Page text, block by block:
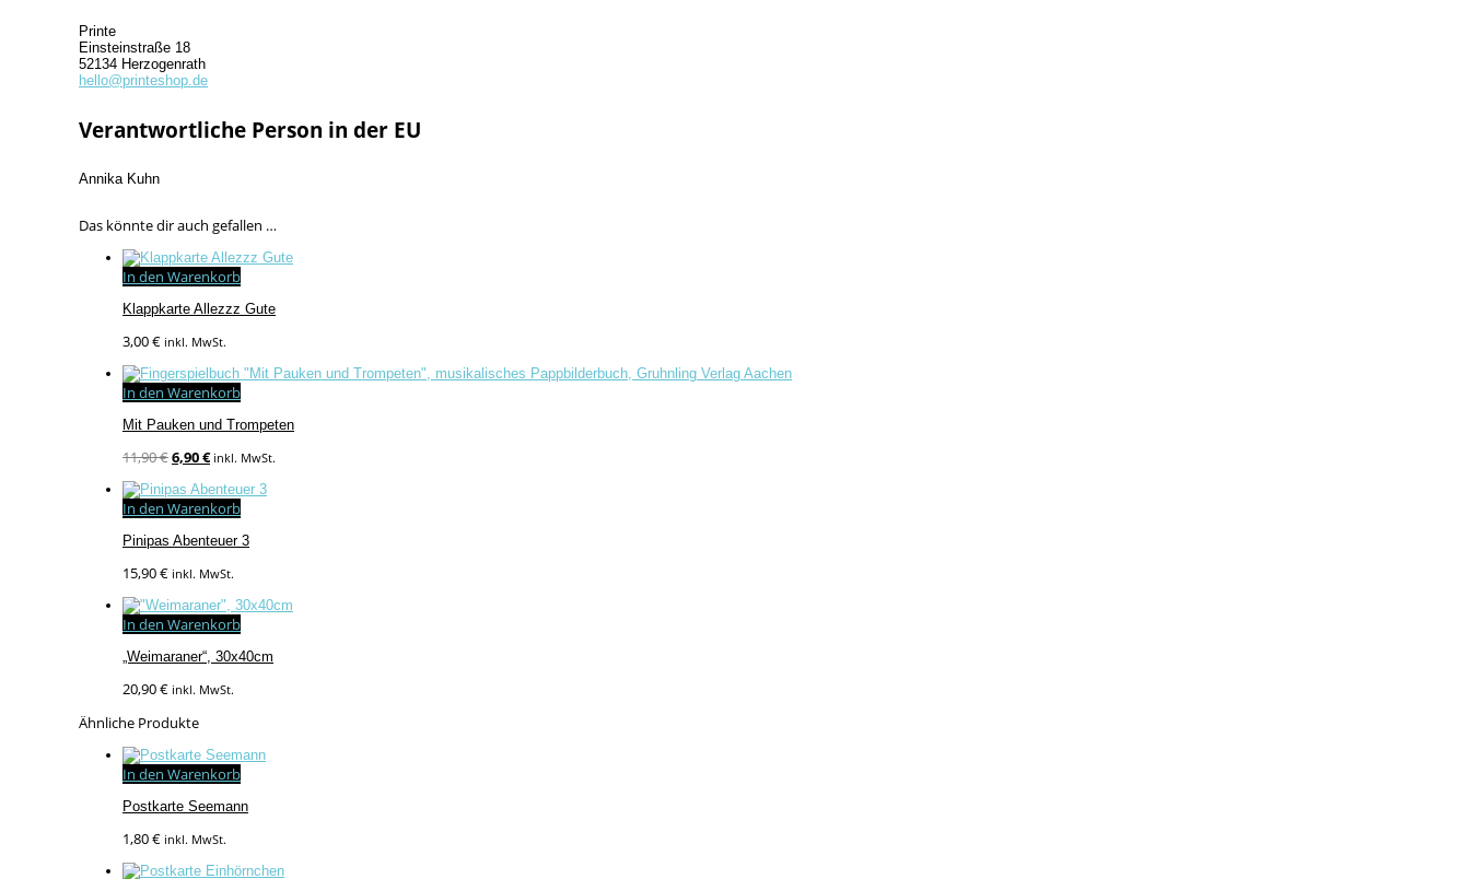
Printe
Einsteinstraße 18
52134 Herzogenrath
hello@printeshop.de
Verantwortliche Person in der EU
Annika Kuhn
Das könnte dir auch gefallen …
In den Warenkorb
Klappkarte Allezzz Gute
3,00€ inkl. MwSt.
In den Warenkorb
Mit Pauken und Trompeten
11,90€Ursprünglicher
war:
11,90 €
6,90€Aktueller
ist:
6,90 €.
inkl. MwSt.
In den Warenkorb
Pinipas Abenteuer 3
15,90€ inkl. MwSt.
In den Warenkorb
„Weimaraner“, 30x40cm
20,90€ inkl. MwSt.
Ähnliche Produkte
In den Warenkorb
Postkarte Seemann
1,80€ inkl. MwSt.